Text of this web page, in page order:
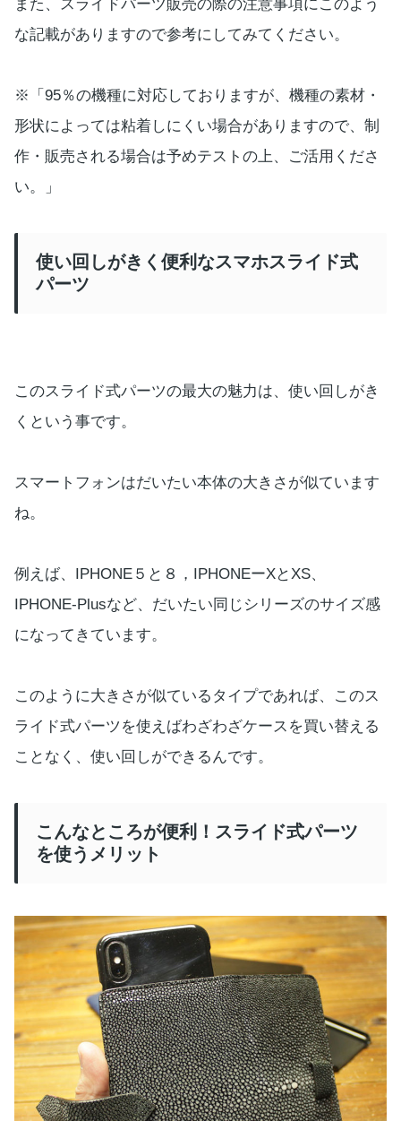
また、スライドパーツ販売の際の注意事項にこのよう
な記載がありますので参考にしてみてください。
※「95％の機種に対応しておりますが、機種の素材・
形状によっては粘着しにくい場合がありますので、制
作・販売される場合は予めテストの上、ご活用くださ
い。」
使い回しがきく便利なスマホスライド式
パーツ
このスライド式パーツの最大の魅力は、使い回しがき
くという事です。
スマートフォンはだいたい本体の大きさが似ています
ね。
例えば、IPHONE５と８，IPHONEーXとXS、
IPHONE-Plusなど、だいたい同じシリーズのサイズ感
になってきています。
このように大きさが似ているタイプであれば、このス
ライド式パーツを使えばわざわざケースを買い替える
ことなく、使い回しができるんです。
こんなところが便利！スライド式パーツ
を使うメリット